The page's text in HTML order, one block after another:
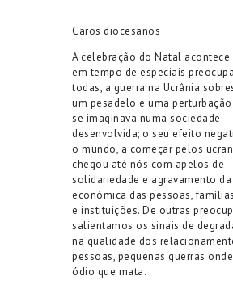
Caros diocesanos
Acelebração do Natal acontece
em tempo de especiais
todas, a guerra na Ucrânia
um pesadelo e uma
se imaginava numa sociedade
desenvolvida; o seu efeito
o mundo, a começar pelos
chegou até nós com apelos de
solidariedade e agravamento da
económica das pessoas,
e instituições. De outras
salientamos os sinais de
na qualidade dos relaciona
pessoas, pequenas guerras
ódio que mata.